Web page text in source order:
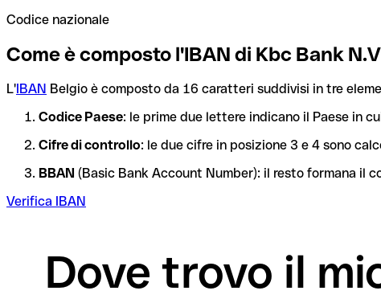
Codice nazionale
Come è composto l'IBAN di Kbc Bank
L'IBAN Belgio è composto da 16 caratteri suddivisi in tre
Codice Paese: le prime due lettere indicano il Paese in
Cifre di controllo: le due cifre in posizione 3 e 4 sono
BBAN (Basic Bank Account Number): il resto formana il
Verifica IBAN
Dove trovo il